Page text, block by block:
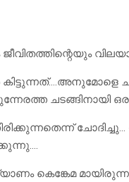
ചടങ്ങിനായി
കെങ്കേമ